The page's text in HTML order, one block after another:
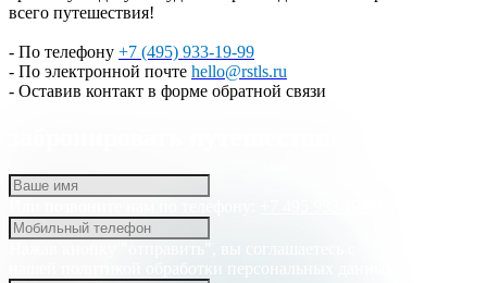
всего путешествия!
- По телефону +7 (495) 933-19-99
- По электронной почте hello@rstls.ru
- Оставив контакт в форме обратной связи
политикой обработки персональных данных.